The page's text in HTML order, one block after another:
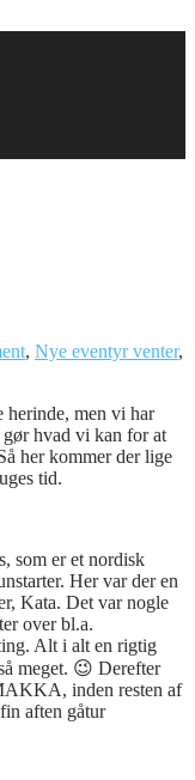
, Nye eventyr venter,
herinde, men vi har
gør hvad vi kan for at
her kommer der lige
tid.
som er et nordisk
Her var der en
Kata. Det var nogle
over bl.a.
Alt i alt en rigtig
meget. 😉 Derefter
inden resten af
aften gåtur